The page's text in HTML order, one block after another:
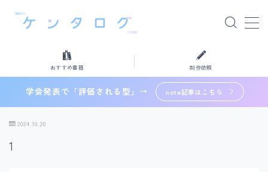
おすすめ書籍 制作依頼
学会発表で「評価される型」→ note記事はこちら
2024.10.20
1